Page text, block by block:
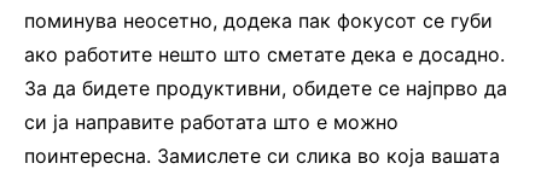
поминува неосетно, додека пак фокусот се губи
ако работите нешто што сметате дека е досадно.
За да бидете продуктивни, обидете се најпрво да
си ја направите работата што е можно
поинтересна. Замислете си слика во која вашата